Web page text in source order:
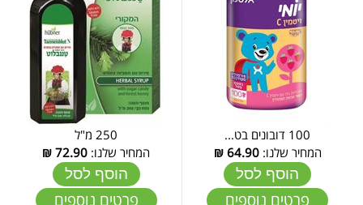
100 דובונים בט...
המחיר שלנו:64.90
₪
הוסף לסל
פרטים נוספים
250 מ"ל
המחיר שלנו: 72.90
₪
הוסף לסל
פרטים נוספים